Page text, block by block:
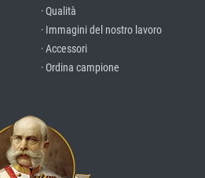
· Qualità
· Immagini del nostro lavoro
· Accessori
· Ordina campione